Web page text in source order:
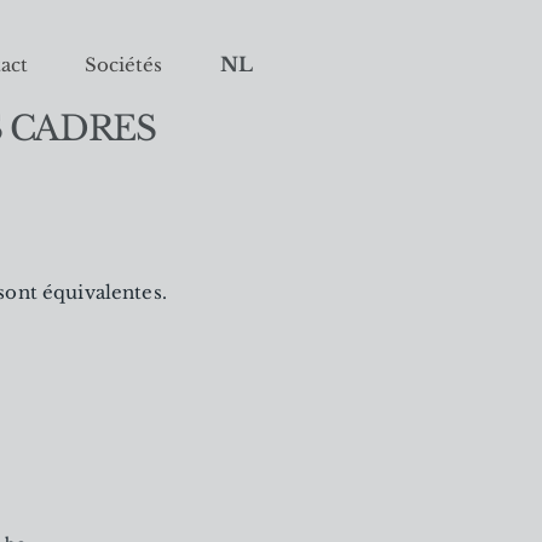
Sociétés NL
équivalentes.